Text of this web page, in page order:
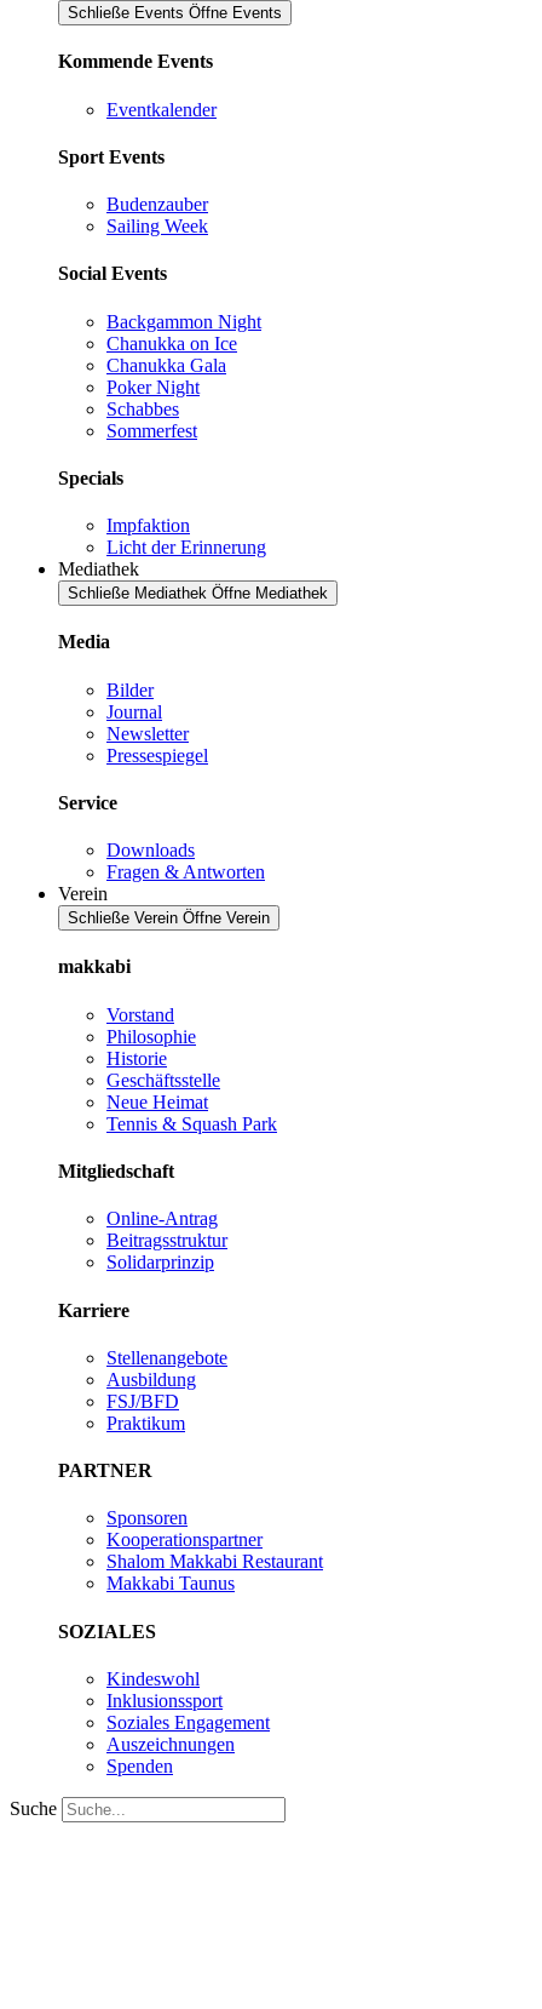
Schließe Events Öffne Events
Kommende Events
Eventkalender
Sport Events
Budenzauber
Sailing Week
Social Events
Backgammon Night
Chanukka on Ice
Chanukka Gala
Poker Night
Schabbes
Sommerfest
Specials
Impfaktion
Licht der Erinnerung
Mediathek
Schließe Mediathek Öffne Mediathek
Media
Bilder
Journal
Newsletter
Pressespiegel
Service
Downloads
Fragen & Antworten
Verein
Schließe Verein Öffne Verein
makkabi
Vorstand
Philosophie
Historie
Geschäftsstelle
Neue Heimat
Tennis & Squash Park
Mitgliedschaft
Online-Antrag
Beitragsstruktur
Solidarprinzip
Karriere
Stellenangebote
Ausbildung
FSJ/BFD
Praktikum
PARTNER
Sponsoren
Kooperationspartner
Shalom Makkabi Restaurant
Makkabi Taunus
SOZIALES
Kindeswohl
Inklusionssport
Soziales Engagement
Auszeichnungen
Spenden
Suche